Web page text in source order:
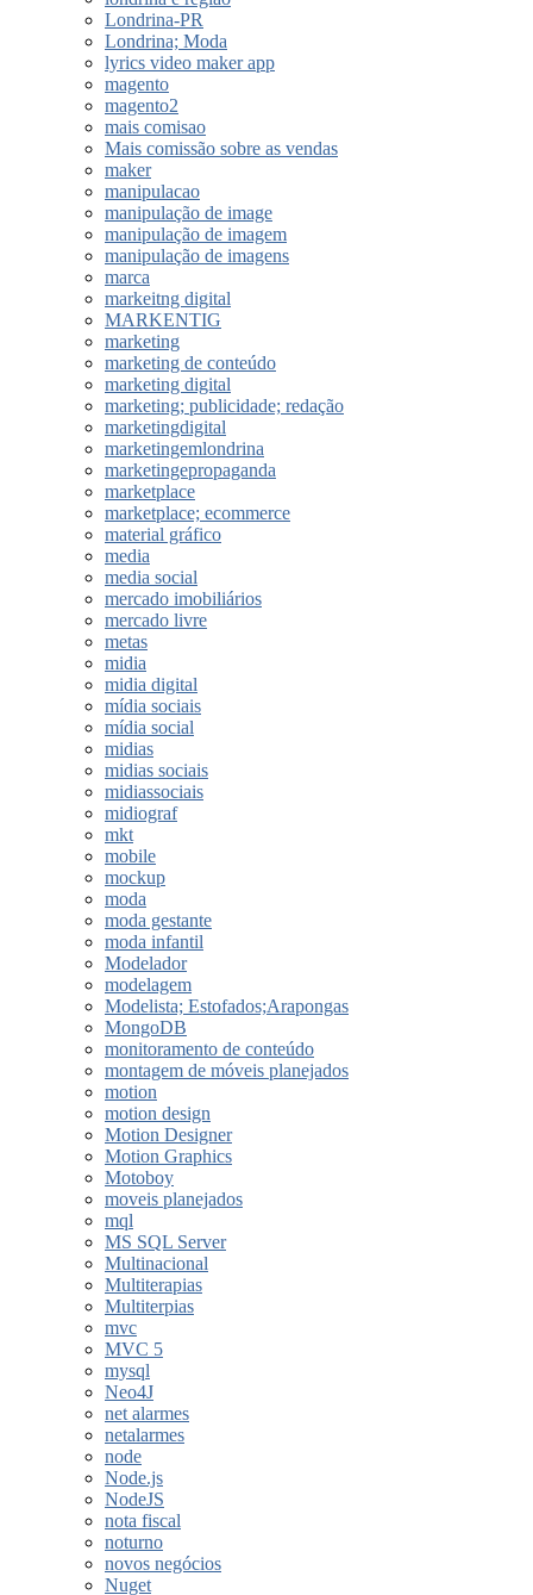
Londrina-PR
Londrina; Moda
lyrics video maker app
magento
magento2
mais comisao
Mais comissão sobre as vendas
maker
manipulacao
manipulação de image
manipulação de imagem
manipulação de imagens
marca
markeitng digital
MARKENTIG
marketing
marketing de conteúdo
marketing digital
marketing; publicidade; redação
marketingdigital
marketingemlondrina
marketingepropaganda
marketplace
marketplace; ecommerce
material gráfico
media
media social
mercado imobiliários
mercado livre
metas
midia
midia digital
mídia sociais
mídia social
midias
midias sociais
midiassociais
midiograf
mkt
mobile
mockup
moda
moda gestante
moda infantil
Modelador
modelagem
Modelista; Estofados;Arapongas
MongoDB
monitoramento de conteúdo
montagem de móveis planejados
motion
motion design
Motion Designer
Motion Graphics
Motoboy
moveis planejados
mql
MS SQL Server
Multinacional
Multiterapias
Multiterpias
mvc
MVC 5
mysql
Neo4J
net alarmes
netalarmes
node
Node.js
NodeJS
nota fiscal
noturno
novos negócios
Nuget